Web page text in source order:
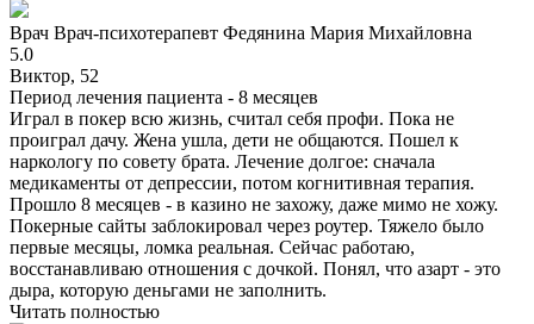
Врач Врач-психотерапевт Федянина Мария Михайловна
5.0
Виктор, 52
Период лечения пациента - 8 месяцев
Играл в покер всю жизнь, считал себя профи. Пока не
проиграл дачу. Жена ушла, дети не общаются. Пошел к
наркологу по совету брата. Лечение долгое: сначала
медикаменты от депрессии, потом когнитивная терапия.
Прошло 8 месяцев - в казино не захожу, даже мимо не хожу.
Покерные сайты заблокировал через роутер. Тяжело было
первые месяцы, ломка реальная. Сейчас работаю,
восстанавливаю отношения с дочкой. Понял, что азарт - это
дыра, которую деньгами не заполнить.
Читать полностью